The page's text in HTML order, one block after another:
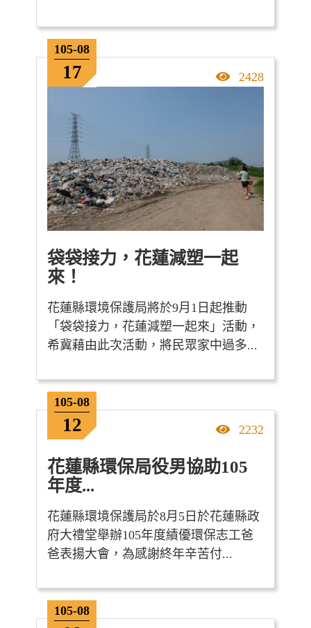
105-08
17 點擊率
2428
袋袋接力，花蓮減塑一起
來！
花蓮縣環境保護局將於9月1日起推動
「袋袋接力，花蓮減塑一起來」活動，
希冀藉由此次活動，將民眾家中過多...
105-08
12 點擊率
2232
花蓮縣環保局役男協助105
年度...
花蓮縣環境保護局於8月5日於花蓮縣政
府大禮堂舉辦105年度績優環保志工爸
爸表揚大會，為感謝終年辛苦付...
105-08